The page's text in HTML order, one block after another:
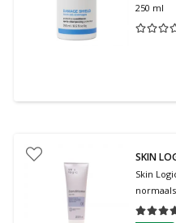
250 ml
Keskmine
SKIN
Skin
Keskmine